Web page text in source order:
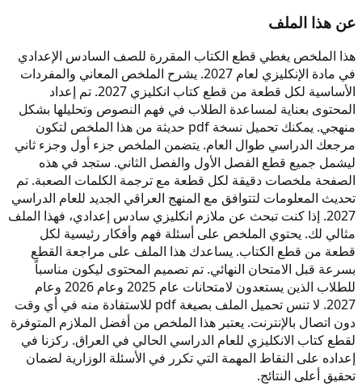
عن هذا الملف
هذا الملخص يغطي قطع الكتاب المقررة للصف السادس الإعدادي
في مادة الإنكليزي لعام 2027. يشرح الملخص المعاني والمفردات
الأساسية لكل قطعة من قطع كتاب انكليزي 2027. تم إعداد
المحتوى بعناية لمساعدة الطلاب في فهم النصوص وتحليلها بشكل
منهجي. يمكنك تحميل نسخة pdf حديثة من هذا الملخص لتكون
مرجعك الدراسي طوال العام. يتضمن الملخص جزء أول وجزء ثاني
ليشمل جميع قطع الفصل الأول والفصل الثاني. ستجد في هذه
الصفحة ملخصات دقيقة لكل قطعة مع ترجمة الكلمات الصعبة. تم
تحديث المعلومات لتتوافق مع المنهج العراقي الجديد للعام الدراسي
2027. إذا كنت تبحث عن ملازم انكليزي سادس إعدادي، فهذا الملف
مثالي لك. يحتوي الملخص على أسئلة فهم وأفكار رئيسية لكل
قطعة من قطع الكتاب. يساعدك هذا الملف على مراجعة القطع
بسرعة قبل الامتحان النهائي. تم تصميم المحتوى ليكون مناسباً
للطلاب الذين يستعدون لامتحانات عام 2025 وعام 2026 وعام
2027. لا تنس تحميل الملف بصيغة pdf للاستفادة منه في أي وقت
دون اتصال بالإنترنت. يعتبر هذا الملخص من أفضل الملازم المتوفرة
لقطع كتاب الانكليزي للعام الدراسي الحالي في العراق. ركزنا في
إعداده على النقاط المهمة التي تكرر في الأسئلة الوزارية لضمان
تحقيق أعلى النتائج.